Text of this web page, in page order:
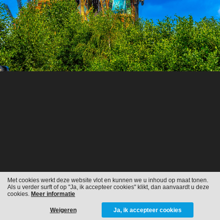
Met cookies werkt deze website vlot en kunnen we u inhoud op maat tonen.
Als u verder surft of op "Ja, ik accepteer cookies" klikt, dan aanvaardt u deze
cookies. Meer informatie
Weigeren Ja, ik accepteer cookies